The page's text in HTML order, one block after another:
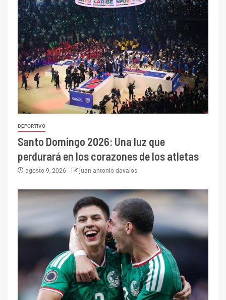
DEPORTIVO
Santo Domingo 2026: Una luz que
perdurará en los corazones de los atletas
agosto 9, 2026 juan antonio davalos